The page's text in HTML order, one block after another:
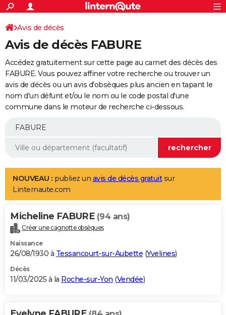
ACTUALITÉS
Politique
Société
Faits Divers
Education
Monde
Villes
+
SPORT
Coupe du monde 2026
Football
Tennis
Cyclisme
Rugby
Forum
Programme TV
TNT
Streaming
Cinéma
Sorties cinéma
Musique
+
FINANCE
Retraite
Epargne
Immobilier
Risques naturels par ville
Banque
Assurance
AUTO
Essais
Réserver un essai
Citadines
Berlines
SUV
Forum auto
+
Mobiles
Meilleur smartphone
Internet
Ordinateurs
Jeux vidéo
Guide high-tech
Aménagement intérieur
LIFESTYLE
Art de vivre
Bien-être
Loisirs
Mode
Modes de vie
Alimentation
Guide de la santé
Maladies
Médicaments
Sommeil
VOYAGE
Destinations
City break
Voyage nature
Voyage de noces
Forum
Climat
+PHOTO
GUIDES D'ACHAT
BONS PLANS
Avis de décès
Avis de décès FABURE
Accédez gratuitement sur cette page au carnet des décès des
FABURE. Vous pouvez affiner votre recherche ou trouver un
avis de décès ou un avis d'obsèques plus ancien en tapant le
nom d'un défunt et/ou le nom ou le code postal d'une
commune dans le moteur de recherche ci-dessous.
NOUVEAU : publiez un avis de décès gratuitsur
Linternaute.com
Micheline FABURE (94 ans)
Créer une cagnotte obsèques
Naissance
26/08/1930 à Tessancourt-sur-Aubette (Yvelines)
Décès
11/03/2025 à la Roche-sur-Yon (Vendée)